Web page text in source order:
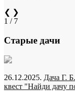
❮ ❯
1 / 7
Старые дачи
26.12.2025. Дача Г.
квест "Найди дачу